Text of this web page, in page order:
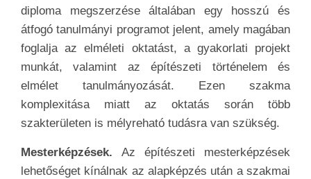
diploma megszerzése általában egy hosszú és
átfogó tanulmányi programot jelent, amely magában
foglalja az elméleti oktatást, a gyakorlati projekt
munkát, valamint az építészeti történelem és
elmélet tanulmányozását. Ezen szakma
komplexitása miatt az oktatás során több
szakterületen is mélyreható tudásra van szükség.
Mesterképzések. Az építészeti mesterképzések
lehetőséget kínálnak az alapképzés után a szakmai